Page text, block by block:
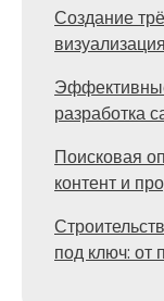
Создание
разработка
Поисковая
контент и
под ключ: от